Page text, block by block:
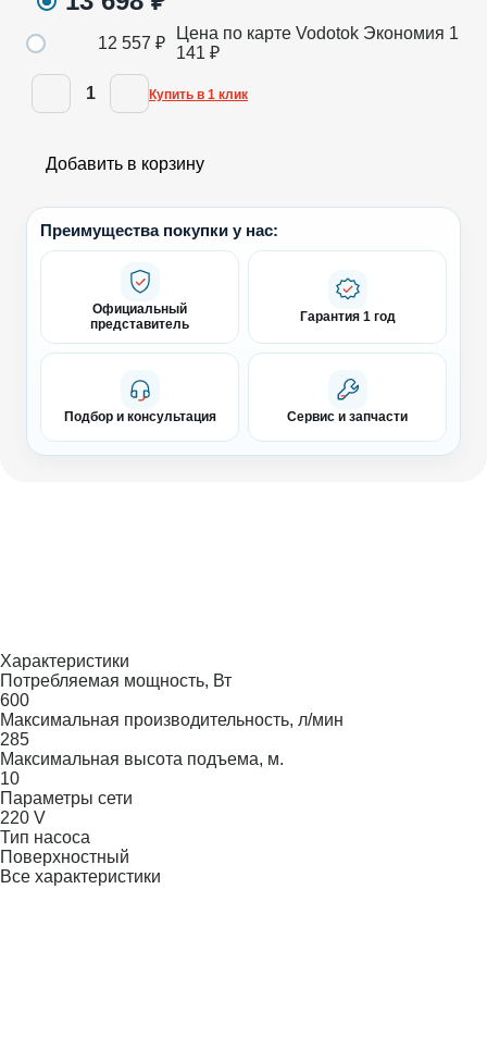
12 557 ₽
Цена по карте Vodotok Экономия 1
141 ₽
1 Купить в 1 клик
Добавить в корзину
Преимущества покупки у нас:
Официальный
представитель
Гарантия 1 год
Подбор и консультация Сервис и запчасти
Характеристики
Потребляемая мощность, Вт
600
Максимальная производительность, л/мин
285
Максимальная высота подъема, м.
10
Параметры сети
220 V
Тип насоса
Поверхностный
Все характеристики